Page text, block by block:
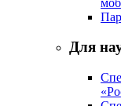
Для